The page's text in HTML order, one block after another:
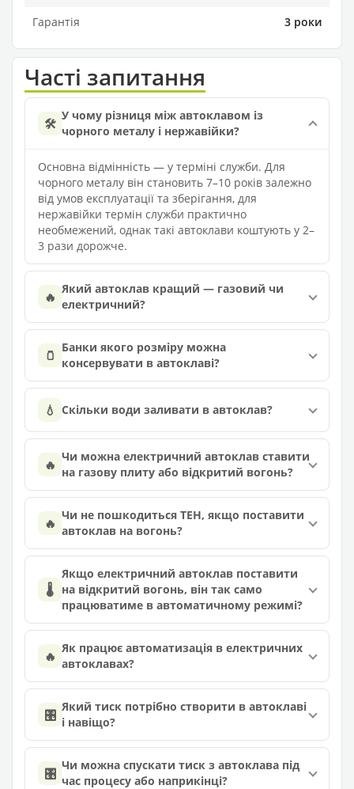
Гарантія 3 роки
Часті запитання
🛠️ У чому різниця між автоклавом із
чорного металу і нержавійки?
Основна відмінність — у терміні служби. Для
чорного металу він становить 7–10 років залежно
від умов експлуатації та зберігання, для
нержавійки термін служби практично
необмежений, однак такі автоклави коштують у 2–
3 рази дорожче.
🔥 Який автоклав кращий — газовий чи
електричний?
🫙 Банки якого розміру можна
консервувати в автоклаві?
💧 Скільки води заливати в автоклав?
🔥 Чи можна електричний автоклав ставити
на газову плиту або відкритий вогонь?
🔥 Чи не пошкодиться ТЕН, якщо поставити
автоклав на вогонь?
🌡️
Якщо електричний автоклав поставити
на відкритий вогонь, він так само
працюватиме в автоматичному режимі?
🔥 Як працює автоматизація в електричних
автоклавах?
🎛️ Який тиск потрібно створити в автоклаві
і навіщо?
🎛️ Чи можна спускати тиск з автоклава під
час процесу або наприкінці?